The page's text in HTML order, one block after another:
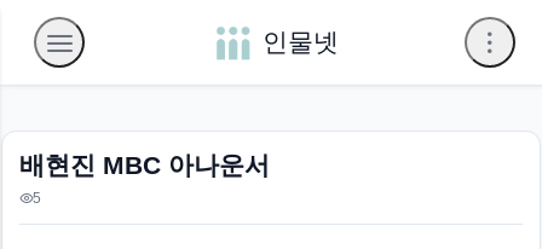
인물넷
배현진 MBC 아나운서
5